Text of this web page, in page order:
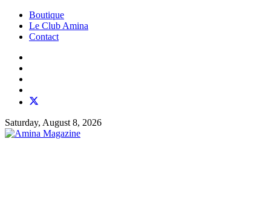
Boutique
Le Club Amina
Contact
Saturday, August 8, 2026